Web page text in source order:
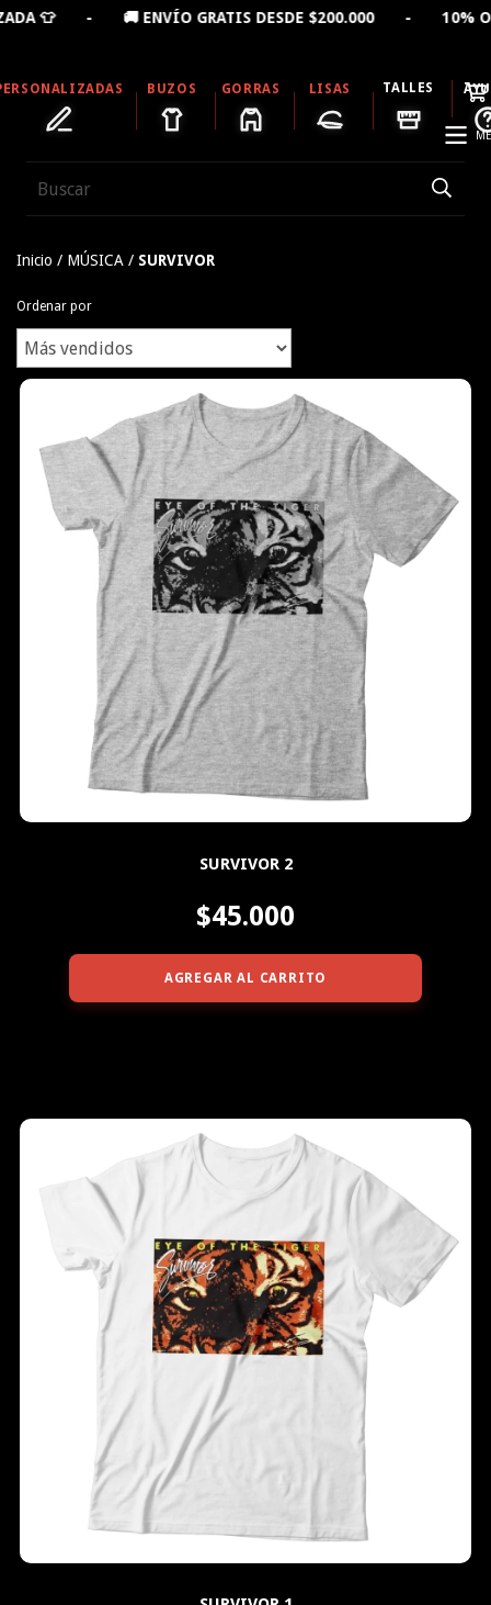
GRATIS DESDE $200.000 - 10% OFF
BUZOS GORRAS LISAS TALLES
Inicio / MÚSICA / SURVIVOR
Ordenar por
SURVIVOR 2
$45.000
AGREGAR AL CARRITO